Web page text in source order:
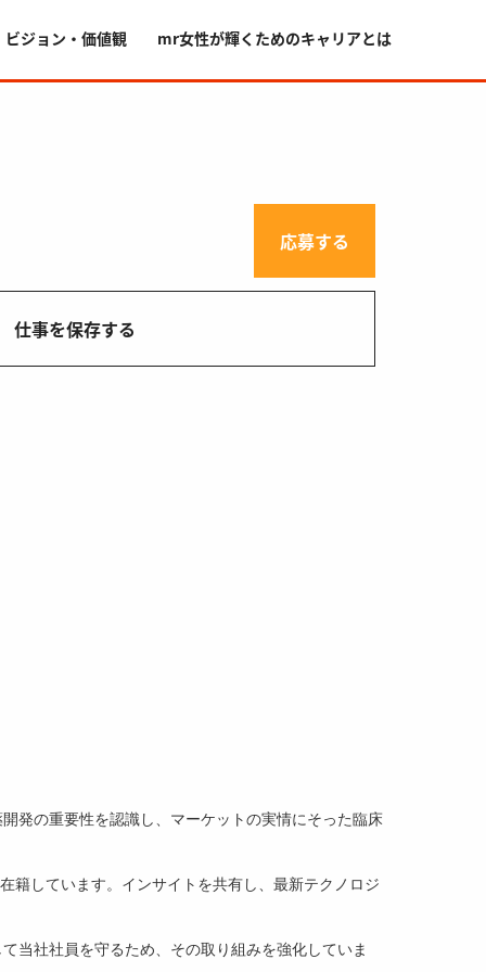
ジョン・価値観 mr女性が輝くためのキャリアとは
応募する
仕事を保存する
発の重要性を認識し、マーケットの実情にそった臨床
籍しています。インサイトを共有し、最新テクノロジ
当社社員を守るため、その取り組みを強化していま